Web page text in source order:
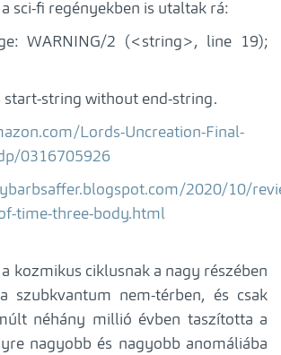
sci-fi regényekben is utaltak rá:
WARNING/2 ( <string>, line 19);
start-string without end-string.
Lords-Uncreation-Final-
0316705926
2020/10/
time-three-body.html
kozmikus ciklusnak a nagy részében
szubkvantum nem-térben, és csak
néhány millió évben taszította a
nagyobb és nagyobb anomáliába